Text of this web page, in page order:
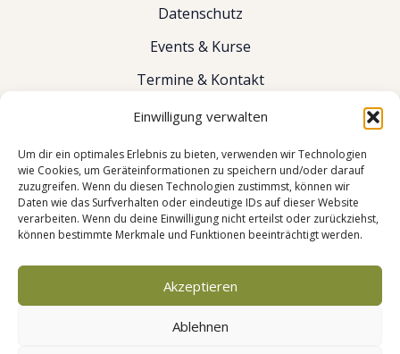
Einwilligung verwalten
Um dir ein optimales Erlebnis zu bieten, verwenden wir Technologien
wie Cookies, um Geräteinformationen zu speichern und/oder darauf
zuzugreifen. Wenn du diesen Technologien zustimmst, können wir
Daten wie das Surfverhalten oder eindeutige IDs auf dieser Website
verarbeiten. Wenn du deine Einwilligung nicht erteilst oder zurückziehst,
können bestimmte Merkmale und Funktionen beeinträchtigt werden.
Akzeptieren
Ablehnen
Datenschutz
Events & Kurse
Termine & Kontakt
Dr. med. Y. Tang